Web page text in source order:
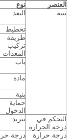
العنصر
نوع
بنية
البعد
تخطيط
طريقة
تركيب
المعدات
باب
مادة
بنية
حماية
الدخول
التحكم في
درجة الحرارة
تبريد
درجة حرارة درجة